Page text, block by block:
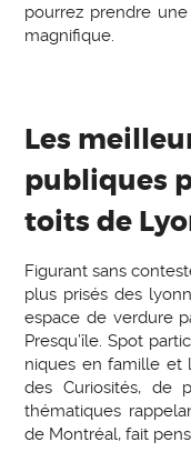
pourrez prendre
magnifique.
Les
publiques
toits de
Figurant sans
plus prisés des
espace de verdure
Presqu’île. Spot
niques en famille et
des Curiosités, de
thématiques
de Montréal, fait